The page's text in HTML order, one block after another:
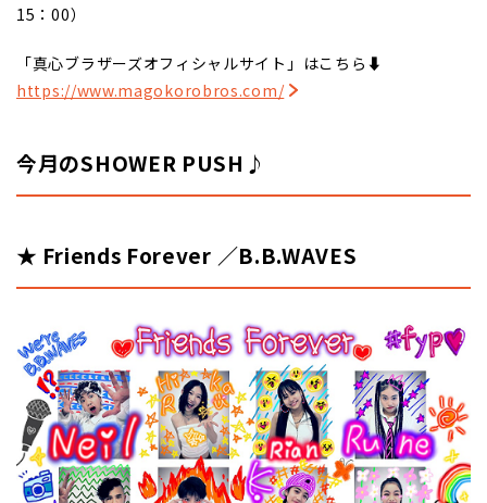
15：00）
「真心ブラザーズオフィシャルサイト」はこちら⬇️
https://www.magokorobros.com/
今月のSHOWER PUSH♪
★ Friends Forever ／B.B.WAVES